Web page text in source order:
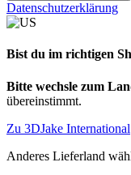
Datenschutzerklärung
Bist du im richtigen
Bitte wechsle zum
übereinstimmt.
Zu 3DJake International
Anderes Lieferland